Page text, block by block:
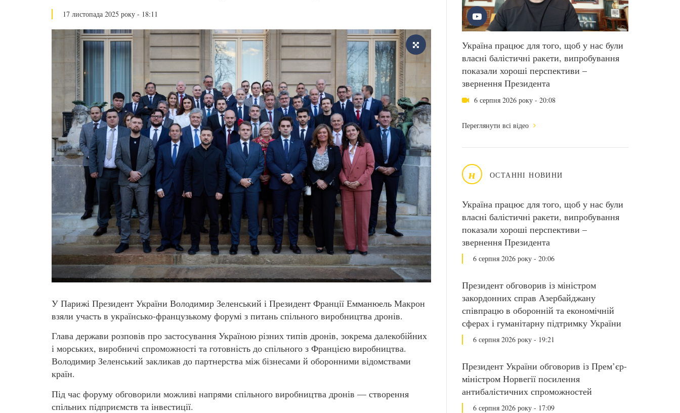
Україна працює для того, щоб у нас були
власні балістичні ракети, випробування
показали хороші перспективи –
звернення Президента
6 серпня 2026 року - 20:08
Переглянути всі відео
н ОСТАННІ НОВИНИ
Україна працює для того, щоб у нас були
власні балістичні ракети, випробування
показали хороші перспективи –
звернення Президента
6 серпня 2026 року - 20:06
Президент обговорив із міністром
закордонних справ Азербайджану
співпрацю в оборонній та економічній
сферах і гуманітарну підтримку України
6 серпня 2026 року - 19:21
Президент України обговорив із Прем’єр-
міністром Норвегії посилення
антибалістичних спроможностей
6 серпня 2026 року - 17:09
17 листопада 2025 року - 18:11
У Парижі Президент України Володимир Зеленський і Президент Франції Емманюель Макрон
взяли участь в українсько-французькому форумі з питань спільного виробництва дронів.
Глава держави розповів про застосування Україною різних типів дронів, зокрема далекобійних
і морських, виробничі спроможності та готовність до спільного з Францією виробництва.
Володимир Зеленський закликав до партнерства між бізнесами й оборонними відомствами
країн.
Під час форуму обговорили можливі напрями спільного виробництва дронів — створення
спільних підприємств та інвестиції.